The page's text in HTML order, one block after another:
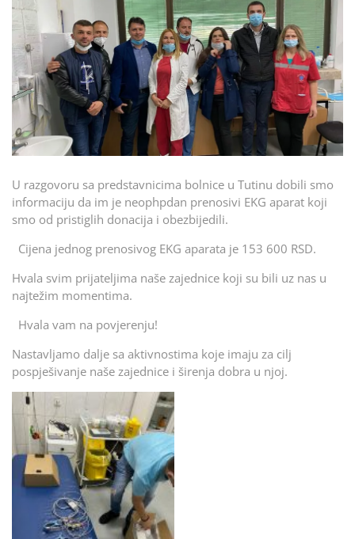
U razgovoru sa predstavnicima bolnice u Tutinu dobili smo
informaciju da im je neophpdan prenosivi EKG aparat koji
smo od pristiglih donacija i obezbijedili.
Cijena jednog prenosivog EKG aparata je 153 600 RSD.
Hvala svim prijateljima naše zajednice koji su bili uz nas u
najtežim momentima.
Hvala vam na povjerenju!
Nastavljamo dalje sa aktivnostima koje imaju za cilj
pospješivanje naše zajednice i širenja dobra u njoj.